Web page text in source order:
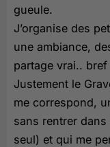
gueule.
J’organise des
une ambiance,
partage vrai..
Justement le
me correspond,
sans rentrer
seul) et qui me